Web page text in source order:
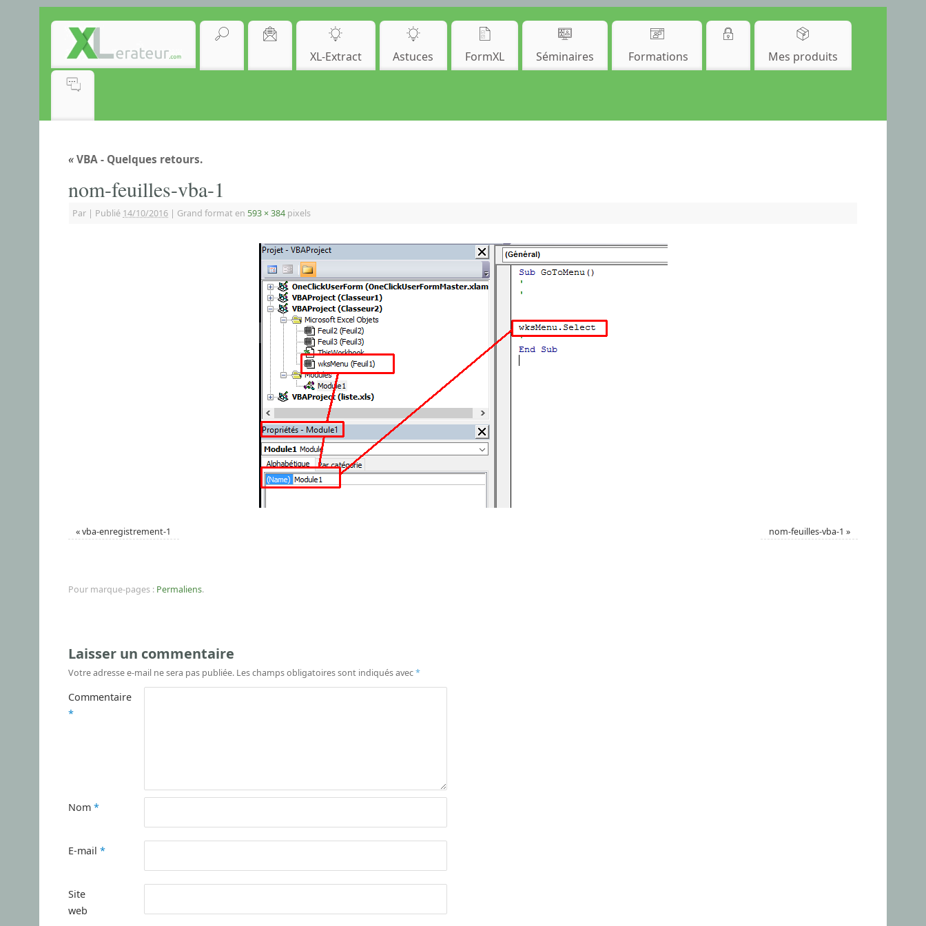
XL-Extract Astuces FormXL Séminaires Formations Mes produits
«VBA - Quelques retours.
nom-feuilles-vba-1
Par | Publié 14/10/2016 | Grand format en 593 × 384 pixels
«vba-enregistrement-1 nom-feuilles-vba-1 »
Pour marque-pages : Permaliens.
Laisser un commentaire
Votre adresse e-mail ne sera pas publiée. Les champs obligatoires sont indiqués avec*
Commentaire
*
Nom *
E-mail *
Site
web